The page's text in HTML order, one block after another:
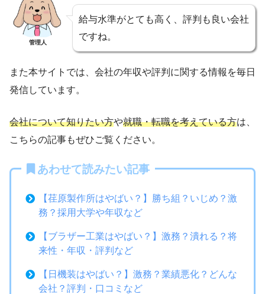
管理人
給与水準がとても高く、評判も良い会社
ですね。
また本サイトでは、会社の年収や評判に関する情報を毎日
発信しています。
会社について知りたい方や就職・転職を考えている方は、
こちらの記事もぜひご覧ください。
あわせて読みたい記事
【荏原製作所はやばい？】勝ち組？いじめ？激
務？採用大学や年収など
【ブラザー工業はやばい？】激務？潰れる？将
来性・年収・評判など
【日機装はやばい？】激務？業績悪化？どんな
会社？評判・口コミなど